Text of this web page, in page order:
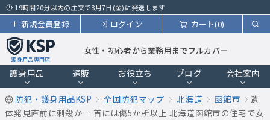
19時間20分以内の注文で8月7日(金)に発送します
カート(0)
ログイン
新規会員登録
護身用品専門店
女性・初心者から業務用までフルカバー
護身用品 通販 お役立ち ブログ 会社案内
防犯・護身用品KSP 全国防犯マップ 北海道 函館市
遺
体発見直前に刺殺か… 首には傷5か所以上 北海道函館市の住宅で女